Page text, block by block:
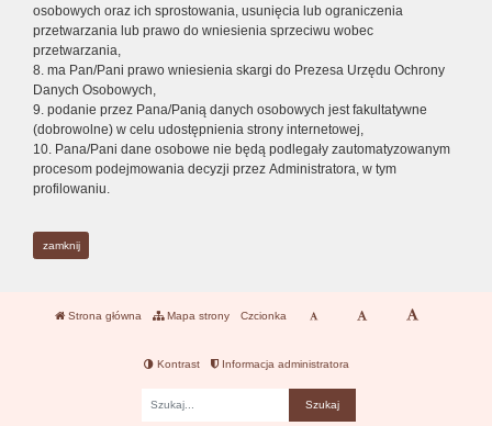
osobowych oraz ich sprostowania, usunięcia lub ograniczenia
przetwarzania lub prawo do wniesienia sprzeciwu wobec
przetwarzania,
8. ma Pan/Pani prawo wniesienia skargi do Prezesa Urzędu Ochrony
Danych Osobowych,
9. podanie przez Pana/Panią danych osobowych jest fakultatywne
(dobrowolne) w celu udostępnienia strony internetowej,
10. Pana/Pani dane osobowe nie będą podlegały zautomatyzowanym
procesom podejmowania decyzji przez Administratora, w tym
profilowaniu.
zamknij
Strona główna Mapa strony Czcionka
Kontrast Informacja administratora